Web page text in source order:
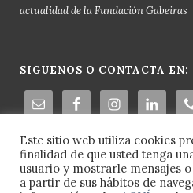
actualidad de la Fundación Gabeiras
SIGUENOS O CONTACTA EN:
Este sitio web utiliza cookies
finalidad de que usted tenga
usuario y mostrarle mensajes
a partir de sus hábitos de